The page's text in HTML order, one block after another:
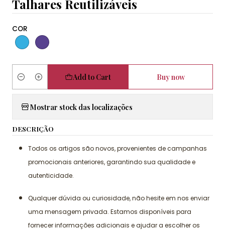
Talhares Reutilizáveis
COR
Quantity
Add to Cart Buy now
Mostrar stock das localizações
DESCRIÇÃO
Todos os artigos são novos, provenientes de campanhas
promocionais anteriores, garantindo sua qualidade e
autenticidade.
Qualquer dúvida ou curiosidade, não hesite em nos enviar
uma mensagem privada. Estamos disponíveis para
fornecer informações adicionais e ajudar a escolher os